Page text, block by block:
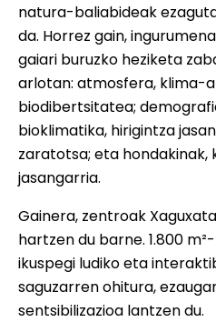
natura-baliabideak
da. Horrez gain,
gaiari buruzko heziketa
arlotan: atmosfera, klima-
biodibertsitatea;
bioklimatika, hirigintza
zaratotsa; eta
jasangarria.
Gainera, zentroak
hartzen du barne. 1.800
ikuspegi ludiko eta
saguzarren ohitura,
sentsibilizazioa lantzen du.